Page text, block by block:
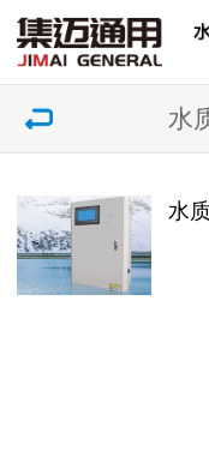
水
水